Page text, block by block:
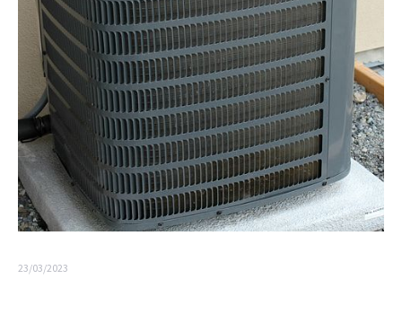
23/03/2023